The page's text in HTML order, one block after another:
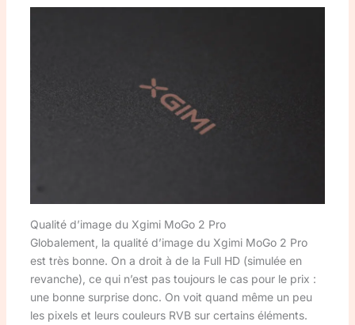
Qualité d’image du Xgimi MoGo 2 Pro
Globalement, la qualité d’image du Xgimi MoGo 2 Pro
est très bonne. On a droit à de la Full HD (simulée en
revanche), ce qui n’est pas toujours le cas pour le prix :
une bonne surprise donc. On voit quand même un peu
les pixels et leurs couleurs RVB sur certains éléments.